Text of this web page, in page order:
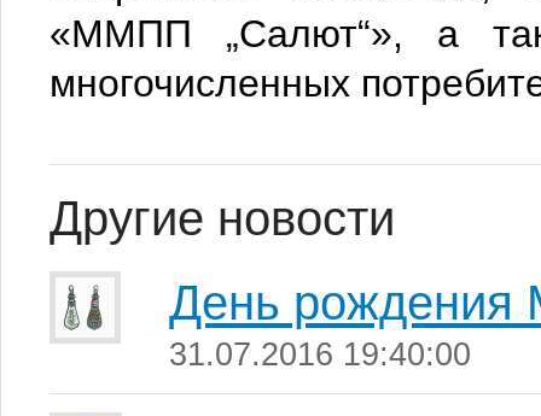
«ММПП „Салют“», а
многочисленных
Другие новости
День рождения
31.07.2016 19:40:00